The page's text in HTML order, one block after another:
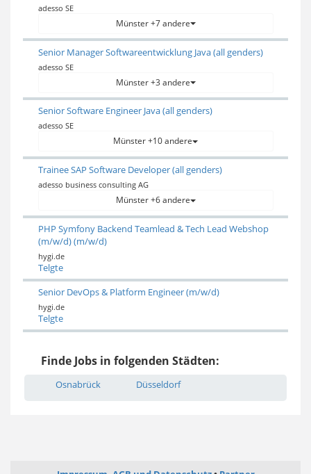
adesso SE
Münster +7 andere
Senior Manager Softwareentwicklung Java (all genders)
adesso SE
Münster +3 andere
Senior Software Engineer Java (all genders)
adesso SE
Münster +10 andere
Trainee SAP Software Developer (all genders)
adesso business consulting AG
Münster +6 andere
PHP Symfony Backend Teamlead & Tech Lead Webshop
(m/w/d) (m/w/d)
hygi.de
Telgte
Senior DevOps & Platform Engineer (m/w/d)
hygi.de
Telgte
Finde Jobs in folgenden Städten:
Osnabrück Düsseldorf